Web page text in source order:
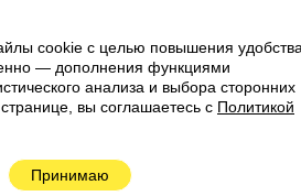
cookie с целью повышения
— дополнения функциями
анализа и выбора сторонних
вы соглашаетесь с Политикой
Принимаю